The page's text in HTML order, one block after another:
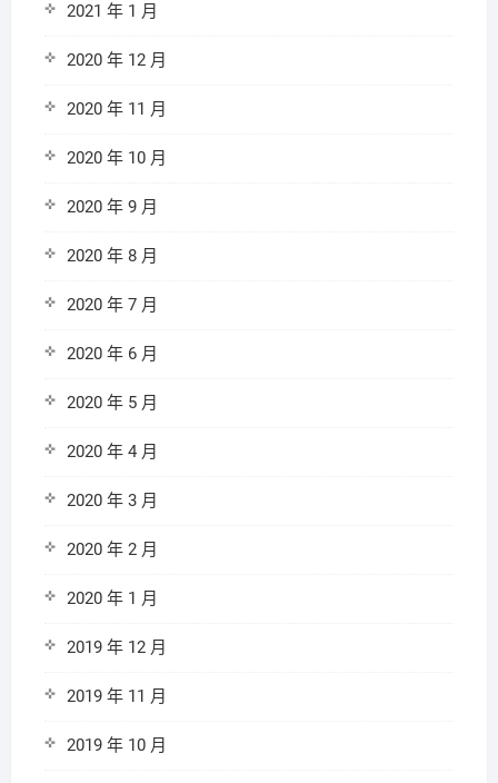
2021 年 1 月
2020 年 12 月
2020 年 11 月
2020 年 10 月
2020 年 9 月
2020 年 8 月
2020 年 7 月
2020 年 6 月
2020 年 5 月
2020 年 4 月
2020 年 3 月
2020 年 2 月
2020 年 1 月
2019 年 12 月
2019 年 11 月
2019 年 10 月